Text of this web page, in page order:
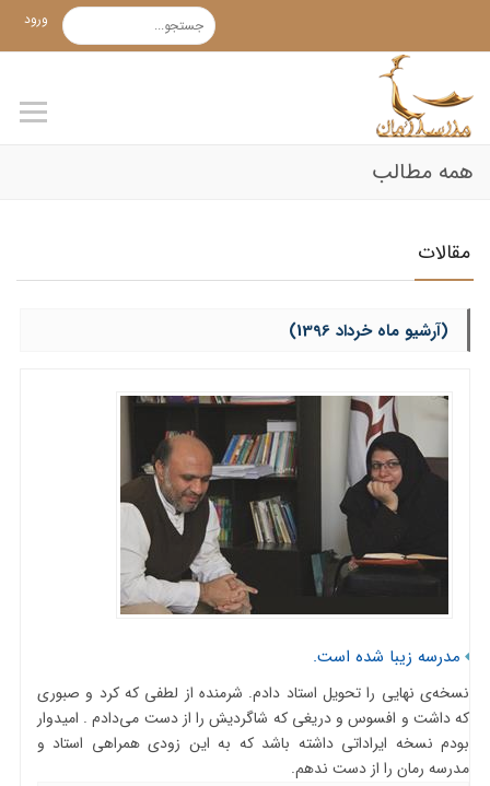
ورود
همه مطالب
مقالات
(آرشیو ماه خرداد 1396)
مدرسه زیبا شده است.
نسخه‌ی نهایی را تحویل استاد دادم. شرمنده از لطفی که کرد و صبوری
که داشت و افسوس و دریغی که شاگردیش را از دست می‌دادم . امیدوار
بودم نسخه ایراداتی داشته باشد که به این زودی همراهی استاد و
مدرسه رمان را از دست ندهم.